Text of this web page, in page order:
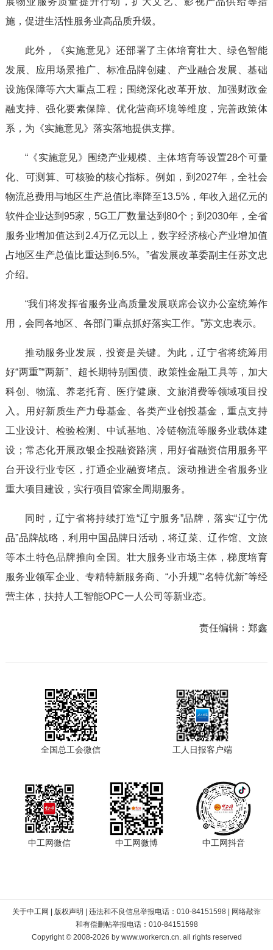
施，促进生活性服务业高品质升级。
此外，《实施意见》还部署了主体培育壮大、绿色智能
发展、应用场景推广、标准品牌创建、产业融合发展、基础
设施保障等六大重点工程；围绕深化改革开放、加强财政金
融支持、强化要素保障、优化营商环境等维度，完善政策体
系，为《实施意见》落实落地提供支撑。
“《实施意见》围绕产业规模、主体培育等设置28个可量
化、可测算、可核验的核心指标。例如，到2027年，全社会
物流总费用与地区生产总值比率降至13.5%，年收入超亿元的
软件企业达到95家，5G工厂数量达到80个；到2030年，全省
服务业增加值达到2.4万亿元以上，数字经济核心产业增加值
占地区生产总值比重达到6.5%。”省发展改革委副主任苏文忠
介绍。
“我们将发挥省服务业高质量发展联席会议办公室统筹作
用，会同各地区、各部门重点抓好落实工作。”苏文忠表示。
推动服务业发展，投资是关键。为此，辽宁省将统筹用
好“两重”“两新”、超长期特别国债、政策性金融工具等，加大
科创、物流、养老托育、医疗健康、文旅消费等领域项目投
入。用好新质生产力母基金、各类产业创投基金，重点支持
工业设计、检验检测、中试基地、冷链物流等服务业载体建
设；常态化开展政银企投融资路演，用好省融资信用服务平
台开设行业专区，打通企业融资堵点。滚动推进全省服务业
重大项目建设，实行项目管家全周期服务。
同时，辽宁省将持续打造“辽宁服务”品牌，落实“辽宁优
品”品牌战略，利用中国品牌日活动，将辽菜、辽作馆、文旅
等本土特色品牌推向全国。壮大服务业市场主体，梯度培育
服务业领军企业、专精特新服务商、“小升规”“名特优新”等经
营主体，扶持人工智能OPC一人公司等新业态。
责任编辑：郑鑫
全国总工会微信 工人日报客户端
中工网微信 中工网微博 中工网抖音
关于中工网 版权声明
| 违法和不良信息举报电话：010-84151598 | 网络敲诈
和有偿删帖举报电话：010-84151598
Copyright © 2008-2026 by www.workercn.cn. all rights reserved